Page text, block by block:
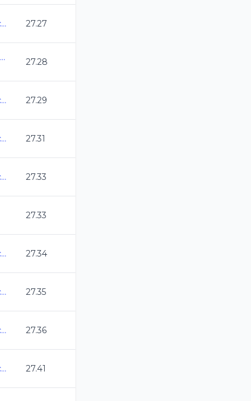
Abierto Mexicano de Natacion 2025 27.27
Copa Internacional QRO2025 CC 27.28
Abierto Mexicano de Natacion 2025 27.29
Abierto Mexicano de Natacion 2025 27.31
Abierto Mexicano de Natacion 2025 27.33
27.33
Abierto Mexicano de Natacion 2025 27.34
Abierto Mexicano de Natacion 2025 27.35
Abierto Mexicano de Natacion 2025 27.36
Abierto Mexicano de Natacion 2025 27.41